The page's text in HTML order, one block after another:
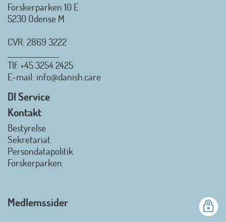
Danish.Care - Branchen for
hjælpemidler og
Danish.Care fra den 01. juli 2026
officielt kan kalde sig for
gennemslagskraft og skabe
Forskerparken 10 E
5230 Odense M
CVR: 2869 3222
Tlf.+45 3254 2425
E-mail: info@danish.care
DI Service
Kontakt
Bestyrelse
Sekretariat
Persondatapolitik
Forskerparken
Medlemssider